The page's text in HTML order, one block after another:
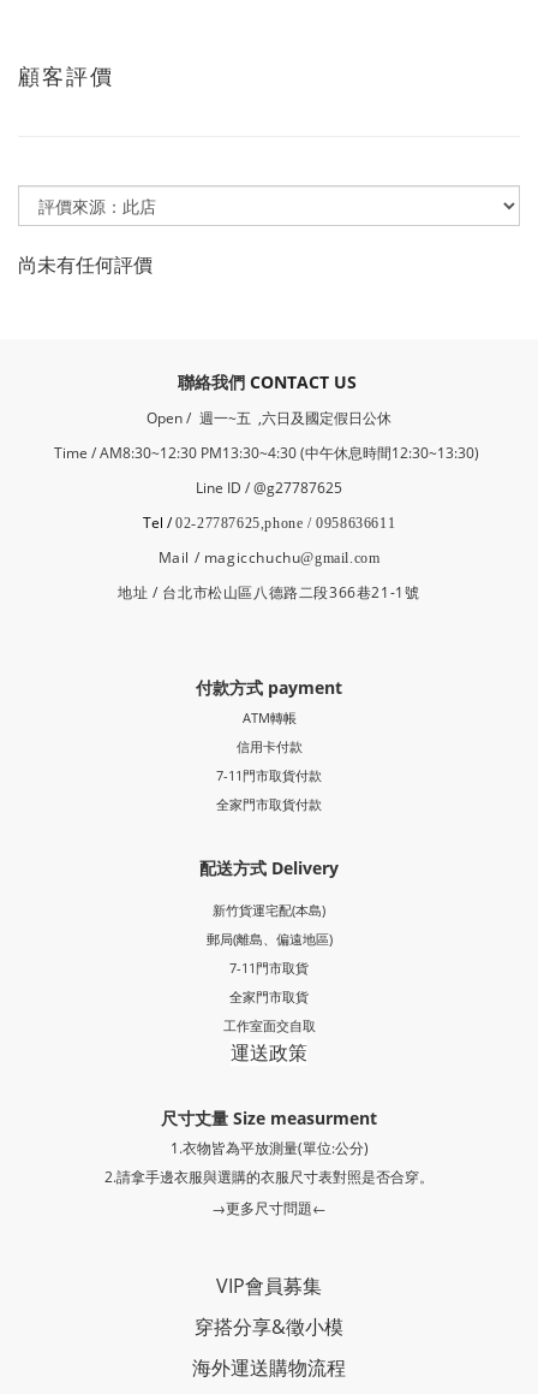
顧客評價
尚未有任何評價
​聯絡我們 CONTACT US
Open / 週一~五 ,六日及國定假日公休
Time / AM8:30~12:30 PM13:30~4:30 (中午休息時間12:30~13:30)
Line ID / @g27787625
Tel /02-27787625,phone / 0958636611
Mail / magicchuchu@gmail.com
地址 / 台北市松山區八德路二段366巷21-1號
付款方式 payment
ATM轉帳
信用卡付款
7-11門市取貨付款
全家門市取貨付款
配送方式 Delivery
新竹貨運宅配(本島)
郵局(離島、偏遠地區)
7-11門市取貨
全家門市取貨
工作室面交自取
運送政策
尺寸丈量 Size measurment
1.衣物皆為平放測量(單位:公分)
2.請拿手邊衣服與選購的衣服尺寸表對照是否合穿。
→更多尺寸問題←
VIP會員募集
穿搭分享&徵小模
海外運送購物流程